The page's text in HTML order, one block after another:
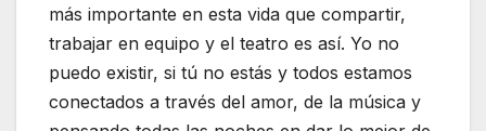
más importante en esta vida que compartir,
trabajar en equipo y el teatro es así. Yo no
puedo existir, si tú no estás y todos estamos
conectados a través del amor, de la música y